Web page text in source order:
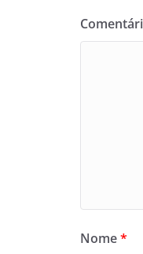
Nome*